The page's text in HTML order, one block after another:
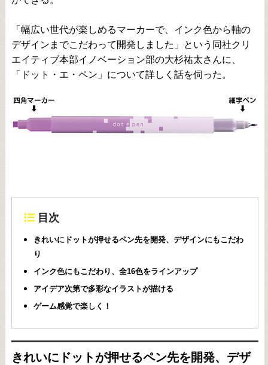
「幅広い世代が楽しめるマーカーで、インク色から軸の
デザインまでこだわって開発しました」という同社クリ
エイティブ本部イノベーション部の大杉祐太さんに、
「ドット・エ・ペン」について詳しく話を伺った。
目次
きれいにドットが押せるペン先を開発、デザインにもこだわ
り
インク色にもこだわり、全16色をラインアップ
アイデア次第で多彩なイラストが描ける
ゲーム感覚で楽しく！
きれいにドットが押せるペン先を開発、デザ